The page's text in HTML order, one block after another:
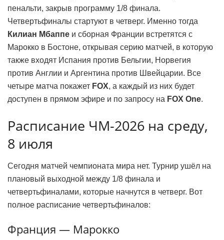
пенальти, закрыв программу 1/8 финала.
Четвертьфиналы стартуют в четверг. Именно тогда
Килиан Мбаппе и сборная Франции встретятся с
Марокко в Бостоне, открывая серию матчей, в которую
также входят Испания против Бельгии, Норвегия
против Англии и Аргентина против Швейцарии. Все
четыре матча покажет FOX, а каждый из них будет
доступен в прямом эфире и по запросу на FOX One.
Расписание ЧМ-2026 на среду,
8 июля
Сегодня матчей чемпионата мира нет. Турнир ушёл на
плановый выходной между 1/8 финала и
четвертьфиналами, которые начнутся в четверг. Вот
полное расписание четвертьфиналов:
Франция — Марокко